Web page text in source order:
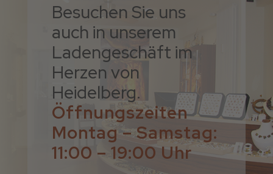
Besuchen Sie uns
auch in unserem
Ladengeschäft im
Herzen von
Heidelberg.
Öffnungszeiten
Montag – Samstag:
11:00 – 19:00 Uhr